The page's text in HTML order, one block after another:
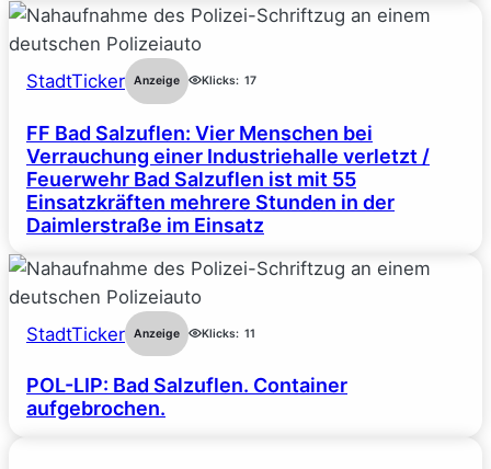
StadtTicker Anzeige Klicks: 17
FF Bad Salzuflen: Vier Menschen bei
Verrauchung einer Industriehalle verletzt /
Feuerwehr Bad Salzuflen ist mit 55
Einsatzkräften mehrere Stunden in der
Daimlerstraße im Einsatz
StadtTicker Anzeige Klicks: 11
POL-LIP: Bad Salzuflen. Container
aufgebrochen.